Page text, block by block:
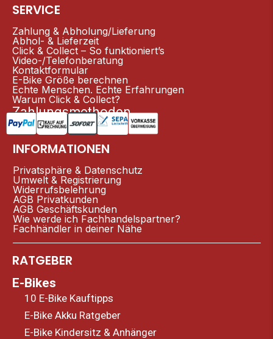
SERVICE
Zahlung & Abholung/Lieferung
Abhol- & Lieferzeit
Click & Collect – So funktioniert’s
Video-/Telefonberatung
Kontaktformular
E-Bike Größe berechnen
Echte Menschen. Echte Erfahrungen
Warum Click & Collect?
Zahlungsmethoden
INFORMATIONEN
Privatsphäre & Datenschutz
Umwelt & Registrierung
Widerrufsbelehrung
AGB Privatkunden
AGB Geschäftskunden
Wie werde ich Fachhandelspartner?
Fachhändler in deiner Nähe
RATGEBER
E-Bikes
10 E-Bike Kauftipps
E-Bike Akku Ratgeber
E-Bike Kindersitz & Anhänger